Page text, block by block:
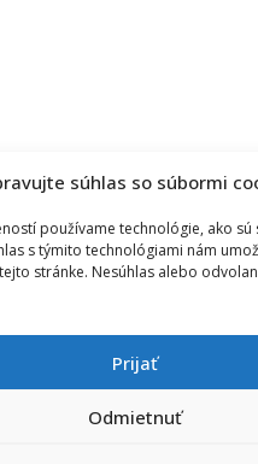
súhlas so súbormi
používame technológie, ako
s týmito technológiami nám
stránke. Nesúhlas alebo
Prijať
Odmietnuť